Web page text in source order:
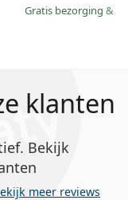
Gratis bezorging &
klanten
Bekijk
meer reviews